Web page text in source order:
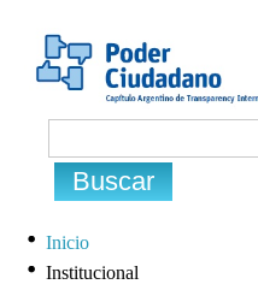
Inicio
Institucional